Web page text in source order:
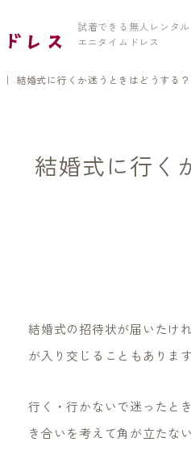
試着できる無人レンタ
エニタイムドレス
｜ 結婚式に行くか迷うときはどうする
結婚式に行く
結婚式の招待状が届いたけ
が入り交じることもあります
行く・行かないで迷ったと
き合いを考えて角が立たな